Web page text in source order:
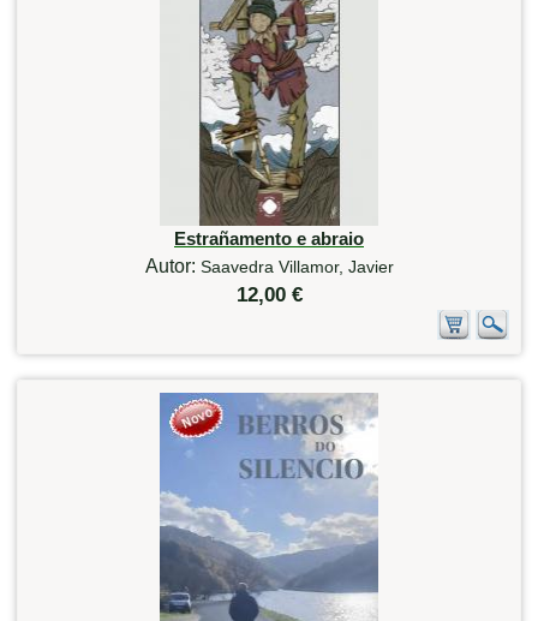
Estrañamento e abraio
Autor: Saavedra Villamor, Javier
12,00 €